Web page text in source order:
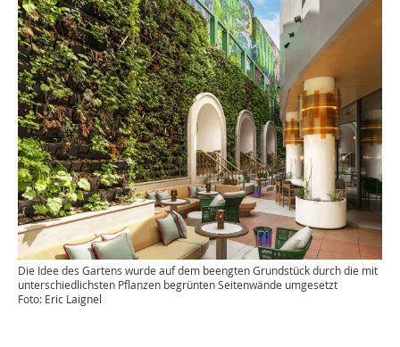
Die Idee des Gartens wurde auf dem beengten Grundstück durch die mit
unterschiedlichsten Pflanzen begrünten Seitenwände umgesetzt
Foto: Eric Laignel